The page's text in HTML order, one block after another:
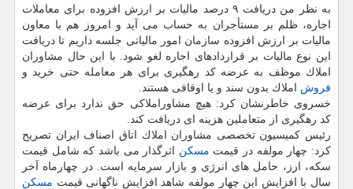
به نظر من دریافت ۹ درصد مالیات بر ارزش افزوده برای معاملات
اجاره، ظلم بر مستأجران به حساب می آید و امروز هم با معاون
مالیات بر ارزش افزوده سازمان امور مالیاتی جلسه داریم تا دریافت
این نوع مالیات بر قراردادهای اجاره لغو شود. با این حال مشاوران
املاك موظف به عرضه كد رهگیری برای هر معامله حتی خرید و
فروش املاك بدون سند و یا اوقافی هستند.
خسروی خاطرنشان كرد: هیچ مشاوراملاكی حق ندارد برای عرضه
كد رهگیری از متعاملین هزینه ای دریافت كند.
رئیس كمیسیون تخصصی مشاوران املاك اتاق اصناف ایران تصریح
كرد: چهار مولفه در قیمت مسكن اثرگذار می باشد كه شامل قیمت
سكه، ارز، حامل های انرژی و بازار سرمایه است. در چهارماه آخر
سال با افزایش این چهار مولفه شاهد افزایش ناگهانی قیمت مسكن